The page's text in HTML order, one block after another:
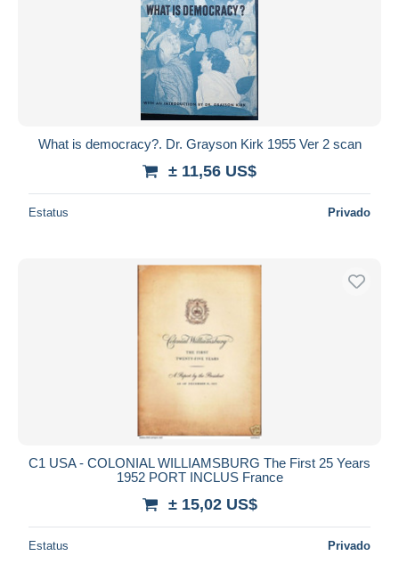
What is democracy?. Dr. Grayson Kirk 1955 Ver 2 scan
± 11,56 US$
Estatus Privado
C1 USA - COLONIAL WILLIAMSBURG The First 25 Years
1952 PORT INCLUS France
± 15,02 US$
Estatus Privado